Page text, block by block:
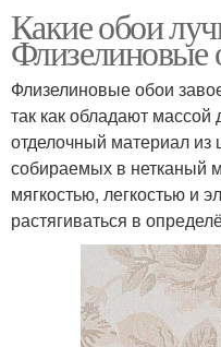
Какие обои
Флизелиновые
Флизелиновые обои
так как обладают массой
отделочный материал
собираемых в нетканый
мягкостью, легкостью и
растягиваться в